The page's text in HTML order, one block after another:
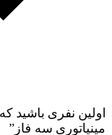
اولین نفری باشید
مینیاتوری سه فاز”